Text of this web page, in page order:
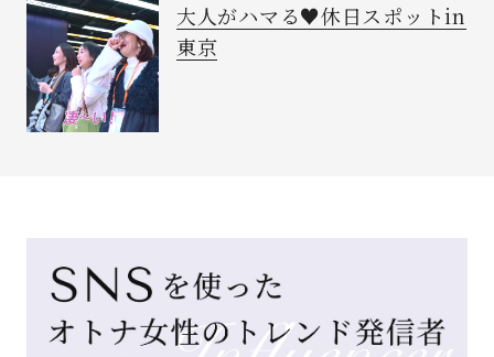
大人がハマる♥休日スポットin
東京